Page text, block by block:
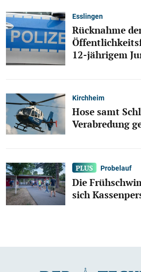
Esslingen
Rücknahme
12-jährigem
Kirchheim
Hose samt
Verabredung
Probelauf
Die
sich